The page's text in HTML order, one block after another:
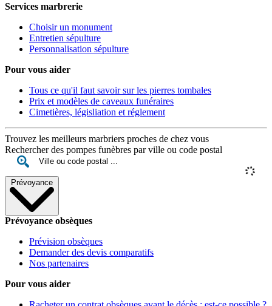
Services marbrerie
Choisir un monument
Entretien sépulture
Personnalisation sépulture
Pour vous aider
Tous ce qu'il faut savoir sur les pierres tombales
Prix et modèles de caveaux funéraires
Cimetières, législiation et réglement
Trouvez les meilleurs marbriers proches de chez vous
Rechercher des pompes funèbres par ville ou code postal
Prévoyance
Prévoyance obsèques
Prévision obsèques
Demander des devis comparatifs
Nos partenaires
Pour vous aider